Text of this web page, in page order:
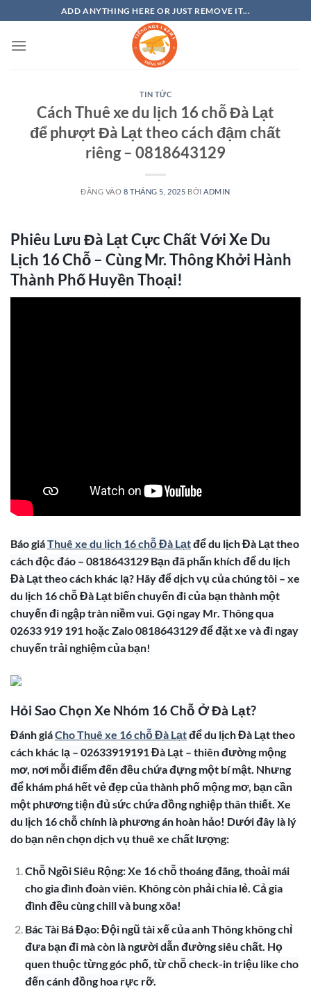
qua
nội
ADD ANYTHING HERE OR JUST REMOVE IT...
TIN TỨC
Cách Thuê xe du lịch 16 chỗ Đà Lạt
để phượt Đà Lạt theo cách đậm chất
riêng – 0818643129
ĐĂNG VÀO 8 THÁNG 5, 2025 BỞI ADMIN
Phiêu Lưu Đà Lạt Cực Chất Với Xe Du
Lịch 16 Chỗ – Cùng Mr. Thông Khởi Hành
Thành Phố Huyền Thoại!
Báo giáThuê xe du lịch 16 chỗ Đà Lạtđể du lịch Đà Lạt theo
cách độc đáo – 0818643129 Bạn đã phấn khích để du lịch
Đà Lạt theo cách khác lạ? Hãy để dịch vụ của chúng tôi – xe
du lịch 16 chỗ Đà Lạt biến chuyến đi của bạn thành một
chuyến đi ngập tràn niềm vui. Gọi ngay Mr. Thông qua
02633 919 191 hoặc Zalo 0818643129 để đặt xe và đi ngay
chuyến trải nghiệm của bạn!
Hỏi Sao Chọn Xe Nhóm 16 Chỗ Ở Đà Lạt?
Đánh giáCho Thuê xe 16 chỗ Đà Lạtđể du lịch Đà Lạt theo
cách khác lạ – 02633919191 Đà Lạt – thiên đường mộng
mơ, nơi mỗi điểm đến đều chứa đựng một bí mật. Nhưng
để khám phá hết vẻ đẹp của thành phố mộng mơ, bạn cần
một phương tiện đủ sức chứa đồng nghiệp thân thiết. Xe
du lịch 16 chỗ chính là phương án hoàn hảo! Dưới đây là lý
do bạn nên chọn dịch vụ thuê xe chất lượng:
Chỗ Ngồi Siêu Rộng: Xe 16 chỗ thoáng đãng, thoải mái
cho gia đình đoàn viên. Không còn phải chia lẻ. Cả gia
đình đều cùng chill và bung xõa!
Bác Tài Bá Đạo: Đội ngũ tài xế của anh Thông không chỉ
đưa bạn đi mà còn là người dẫn đường siêu chất. Họ
quen thuộc từng góc phố, từ chỗ check-in triệu like cho
đến cánh đồng hoa rực rỡ.